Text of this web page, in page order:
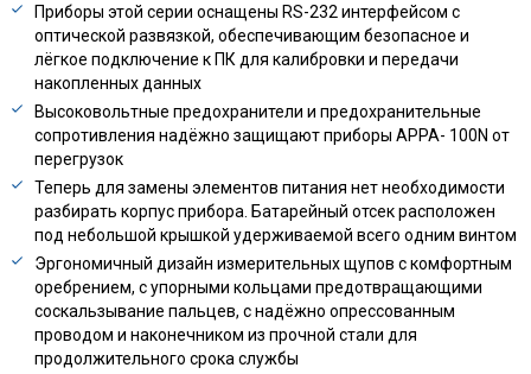
Приборы этой серии оснащены RS-232 интерфейсом с
оптической развязкой, обеспечивающим безопасное и
лёгкое подключение к ПК для калибровки и передачи
накопленных данных
Высоковольтные предохранители и предохранительные
сопротивления надёжно защищают приборы АРРА- 100N от
перегрузок
Теперь для замены элементов питания нет необходимости
разбирать корпус прибора. Батарейный отсек расположен
под небольшой крышкой удерживаемой всего одним винтом
Эргономичный дизайн измерительных щупов с комфортным
оребрением, с упорными кольцами предотвращающими
соскальзывание пальцев, с надёжно опрессованным
проводом и наконечником из прочной стали для
продолжительного срока службы